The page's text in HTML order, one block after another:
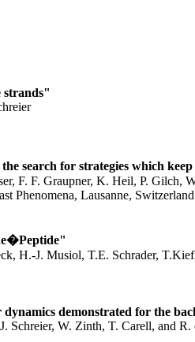
strands"
search for strategies which
F. F. Graupner, K. Heil, P. Gilch,
Phenomena, Lausanne,
H.-J. Musiol, T.E. Schrader,
demonstrated for the
Schreier, W. Zinth, T. Carell, and